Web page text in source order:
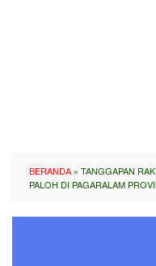
BERANDA » TANGGAPAN
PALOH DI PAGARALAM